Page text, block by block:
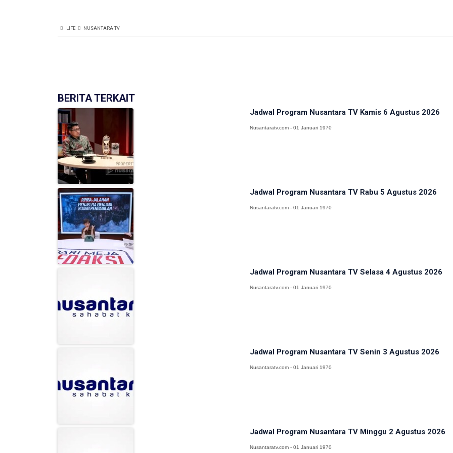
LIFE NUSANTARA TV
BERITA TERKAIT
Jadwal Program Nusantara TV Kamis 6 Agustus 2026
Nusantaratv.com - 01 Januari 1970
Jadwal Program Nusantara TV Rabu 5 Agustus 2026
Nusantaratv.com - 01 Januari 1970
Jadwal Program Nusantara TV Selasa 4 Agustus 2026
Nusantaratv.com - 01 Januari 1970
Jadwal Program Nusantara TV Senin 3 Agustus 2026
Nusantaratv.com - 01 Januari 1970
Jadwal Program Nusantara TV Minggu 2 Agustus 2026
Nusantaratv.com - 01 Januari 1970